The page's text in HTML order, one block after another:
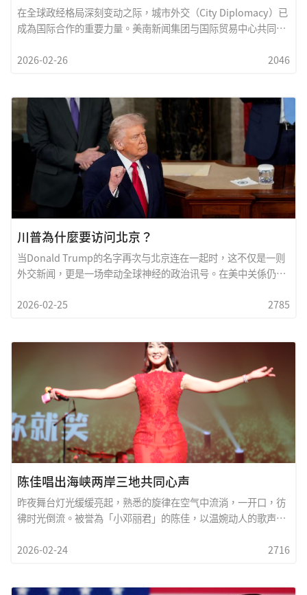
在全球政经格局深刻变动之际，城市外交（City Diplomacy）已
成為国际合作的重要力量。美南新闻集团与国际贸易中心共同发
项具有长远战略价值的国际平台建设。以下為其重大意义之综合
城市。成立外交官论坛，等於為休斯敦打造一个制度化的高层对
话平台，使其从「国际商业城市」进一步升级為「国际外交与经
贸交流中心」。这不仅强化城市品牌，也提升其在全球供应链重
组与地缘政治变化中的战略地位。二、搭建外交与经贸合作桥樑
外交官论坛提供：&bull; 各国领馆与本地企业直接对话机制
&bull; 双边与多边投资合作机会&bull; 政策信息与市场趋势交流
&bull; 国际產业对接平台透过制度化论坛，可促成实质合作，而
非仅停留於礼节性往来。三、建立非政治化、务实合作平台在全
球政治分歧日益明显之时，一个秉持中立与专业精神的外交交流
2026-02-26 2046
川普為什麼要访问北京？
当Donald Trump的名字再次与北京连在一起时，这不仅是一则
外交新闻，更是一场牵动全球神经的政治讯号。在美中关係仍处
纯的礼节性会晤，而是一场经济、战略与政治多重层面的深层布
的情况下，美中双方都承受压力。川普若访问北京，核心目的之
一可能是：&bull; 重新谈判部分关税政策&bull; 争取对美国製造
业与农业更有利的条件&bull; 為美国企业打开更多市场空间对他
而言，经济成果比外交辞令更具说服力。⸻二、战略竞争中
的对话必要科技战、AI產业竞争、晶片出口限制、台海局势、全
球能源布局&mdash;&mdash;这些议题使美中关係成為全球秩
序的核心变数。
2026-02-25 2785
陈佳唱出海峡两岸三地共同心声
昨夜舞台灯光缓缓亮起，熟悉的旋律在空气中流淌，一开口，彷
彿时光倒流。被誉為「小邓丽君」的陈佳，以温婉动人的歌声，
而是一种跨越年代的传承。当《甜蜜蜜》《月亮代表我的心》响
2026-02-24 2716